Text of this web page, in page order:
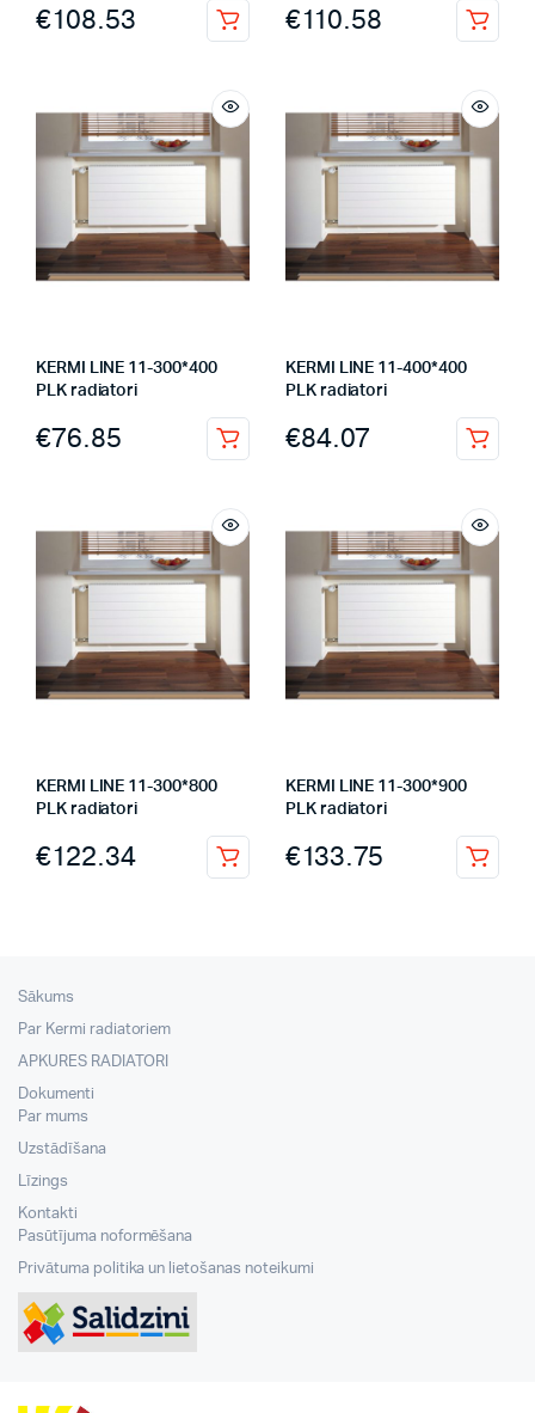
€108.53 €110.58
KERMI LINE 11-300*400
PLK radiatori
€76.85
KERMI LINE 11-400*400
PLK radiatori
€84.07
KERMI LINE 11-300*800
PLK radiatori
€122.34
KERMI LINE 11-300*900
PLK radiatori
€133.75
Sākums
Par Kermi radiatoriem
APKURES RADIATORI
Dokumenti
Par mums
Uzstādīšana
Līzings
Kontakti
Pasūtījuma noformēšana
Privātuma politika un lietošanas noteikumi